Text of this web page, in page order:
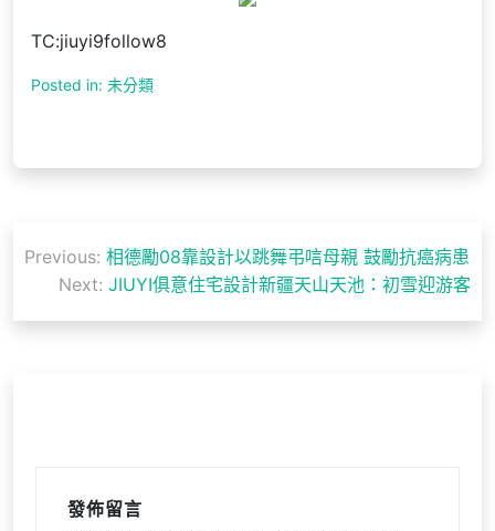
TC:jiuyi9follow8
Posted in: 未分類
章
Previous: 相德勵08靠設計以跳舞弔唁母親 鼓勵抗癌病患
Next: JIUYI俱意住宅設計新疆天山天池：初雪迎游客
發佈留言